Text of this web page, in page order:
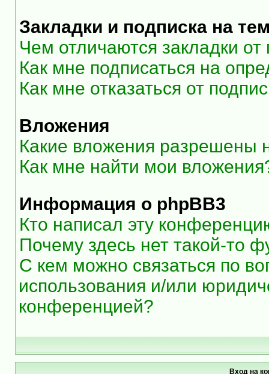
Закладки и подписка на
Чем отличаются закладки от
Как мне подписаться на
Как мне отказаться от
Вложения
Какие вложения разрешены
Как мне найти мои
Информация о phpBB3
Кто написал эту
Почему здесь нет такой-то
С кем можно связаться по
использования и/или
конференцией?
Вход на